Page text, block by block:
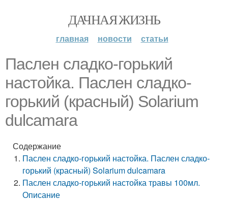
ДАЧНАЯ ЖИЗНЬ
главная новости статьи
Паслен сладко-горький
настойка. Паслен сладко-
горький (красный) Solarium
dulcamara
Содержание
Паслен сладко-горький настойка. Паслен сладко-
горький (красный) Solarium dulcamara
Паслен сладко-горький настойка травы 100мл.
Описание